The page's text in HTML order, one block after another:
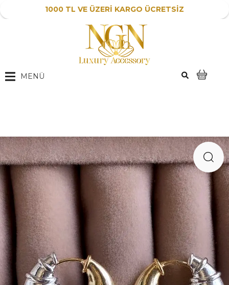
1000 TL VE ÜZERİ KARGO ÜCRETSİZ
MENÜ